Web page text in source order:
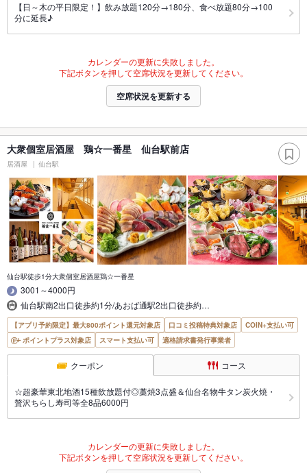
【日～木の平日限定！】飲み放題120分→180分、食べ放題80分→100
分に延長♪
カレンダーの更新に失敗しました。
下記ボタンを押して空席状況を更新してください。
空席状況を更新する
大衆個室居酒屋 鶏☆一番星 仙台駅前店
居酒屋 仙台駅
仙台駅徒歩1分大衆個室居酒屋鶏☆一番星
3001～4000円
仙台駅南2出口徒歩約1分/あおば通駅2出口徒歩約…
【アプリ予約限定】最大800ポイント還元対象店 口コミ投稿特典対象店
COIN+支払い可
ポイントプラス対象店
スマート支払い可 適格請求書発行事業者
クーポン コース
☆超豪華東北地酒15種飲放題付◎藁焼3点盛＆仙台名物牛タン炭火焼・
贅沢ちらし寿司等全8品6000円
カレンダーの更新に失敗しました。
下記ボタンを押して空席状況を更新してください。